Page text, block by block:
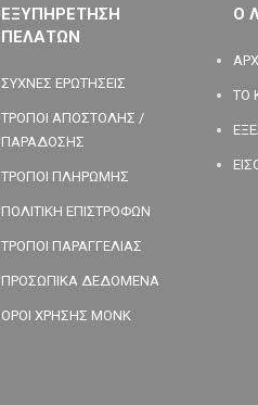
ΕΞΥΠΗΡΕΤΗΣΗ
ΠΕΛΑΤΩΝ
ΣΥΧΝΕΣ ΕΡΩΤΗΣΕΙΣ
ΤΡΟΠΟΙ ΑΠΟΣΤΟΛΗΣ /
ΠΑΡΑΔΟΣΗΣ
ΤΡΟΠΟΙ ΠΛΗΡΩΜΗΣ
ΠΟΛΙΤΙΚΗ ΕΠΙΣΤΡΟΦΩΝ
ΤΡΟΠΟΙ ΠΑΡΑΓΓΕΛΙΑΣ
ΠΡΟΣΩΠΙΚΑ ΔΕΔΟΜΕΝΑ
ΟΡΟΙ ΧΡΗΣΗΣ MONK
Ο
ΤΟ